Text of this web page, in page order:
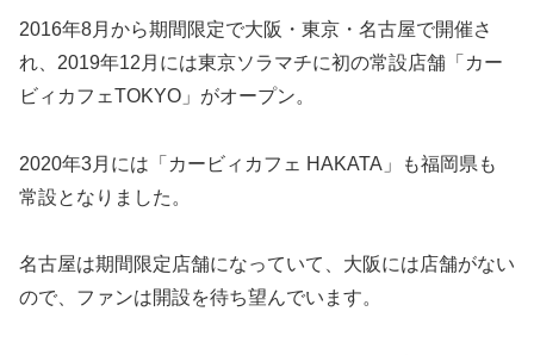
2016年8月から期間限定で大阪・東京・名古屋で開催さ
れ、2019年12月には東京ソラマチに初の常設店舗「カー
ビィカフェTOKYO」がオープン。
2020年3月には「カービィカフェ HAKATA」も福岡県も
常設となりました。
名古屋は期間限定店舗になっていて、大阪には店舗がない
ので、ファンは開設を待ち望んでいます。